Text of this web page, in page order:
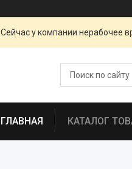
Сейчас у компании нерабочее
ГЛАВНАЯ КАТАЛОГ